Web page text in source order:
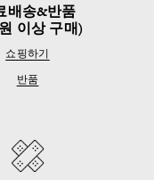
배송&반품
이상 구매)
쇼핑하기
반품